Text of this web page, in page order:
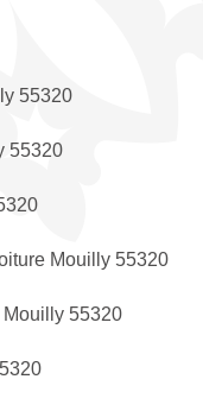
55320
55320
Mouilly 55320
Mouilly 55320